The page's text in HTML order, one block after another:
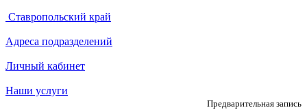
Ставропольский край
Адреса подразделений
Личный кабинет
Наши услуги
Предварительная запись